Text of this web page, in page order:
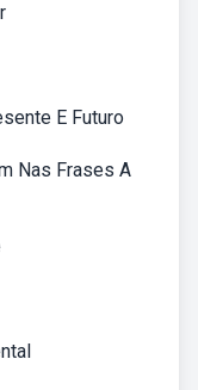
E Futuro
Nas Frases A